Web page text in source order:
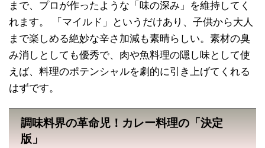
まで、プロが作ったような「味の深み」を維持してく
れます。 「マイルド」というだけあり、子供から大人
まで楽しめる絶妙な辛さ加減も素晴らしい。素材の臭
み消しとしても優秀で、肉や魚料理の隠し味として使
えば、料理のポテンシャルを劇的に引き上げてくれる
はずです。
調味料界の革命児！カレー料理の「決定
版」